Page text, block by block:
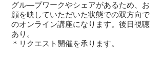
グル―プワークやシェアがあるため、お
顔を映していただいた状態での双方向で
のオンライン講座になります。後日視聴
あり。
​＊リクエスト開催を承ります。